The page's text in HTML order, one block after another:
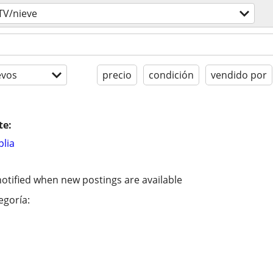
nieve
precio condición vendido por
when new postings are available